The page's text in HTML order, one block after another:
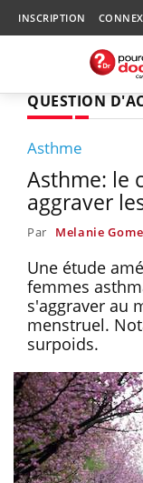
INSCRIPTION
QUESTION
Asthme
Asthme: le
aggraver
Par Melanie
Une étude
femmes
s'aggraver au
menstruel.
surpoids.